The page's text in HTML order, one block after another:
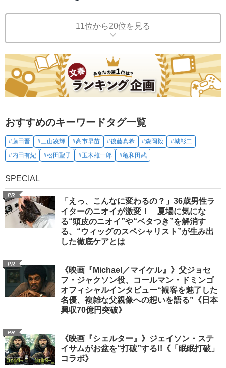
11位から20位を見る
おすすめのキーワードタグ一覧
#藤田晋 #三山凌輝 #高市早苗 #後藤真希 #森岡毅
#城彰二
#内田有紀
#松田聖子 #玉木雄一郎 #亀和田武
SPECIAL
PR
「えっ、こんなに変わるの？」36歳男性ラ
イターのニオイが激変！ 夏場に気にな
る“頭皮のニオイ”や“ベタつき”を解消す
る、“ウィッグのスペシャリスト”が生み出
した徹底ケアとは
PR
《映画『Michael／マイケル』》父ジョセ
フ・ジャクソン役、コールマン・ドミンゴ
オフィシャルインタビュー“観客を魅了した
名優、複雑な父親像への想いを語る”《日本
興収70億円突破》
PR
《映画『シェルター』》ジェイソン・ステ
イサムがお盆を“打破”する!!《「眠眠打破」
コラボ》